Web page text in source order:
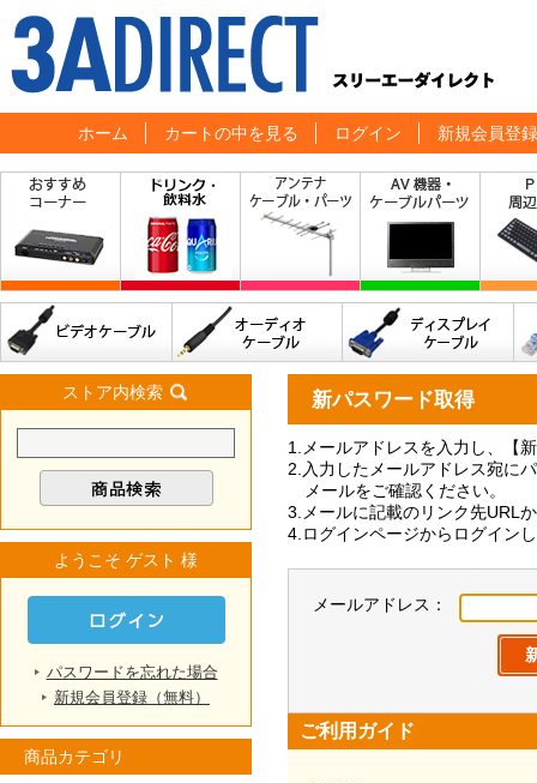
ホーム カートの中を見る ログイン 新規会員登録
新パスワード取得
1.メールアドレスを入力し、【
2.入力したメールアドレス宛に
メールをご確認ください。
3.メールに記載のリンク先URL
4.ログインページからログイン
メールアドレス：
ご利用ガイド
ストア内検索
ようこそ ゲスト 様
パスワードを忘れた場合
新規会員登録（無料）
商品カテゴリ